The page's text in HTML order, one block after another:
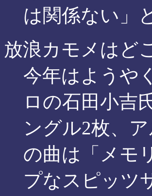
は関係ない」
放浪カモメはど
今年はようや
ロの石田小吉
ングル2枚、
の曲は「メモ
プなスピッツ